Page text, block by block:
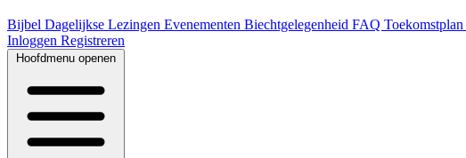
Bijbel Dagelijkse Lezingen Evenementen Biechtgelegenheid FAQ Toekomstplan
Inloggen Registreren
Hoofdmenu openen